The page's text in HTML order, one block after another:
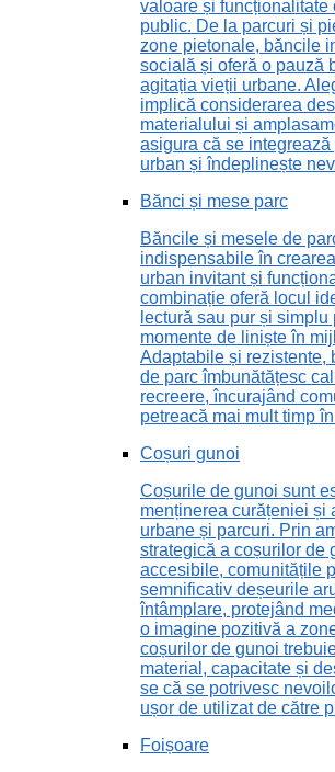
valoare și funcționalitate
public. De la parcuri și
zone pietonale, băncile
socială și oferă o pauză
agitația vieții urbane.
implică considerarea
materialului și
asigura că se integrează
urban și îndeplinește
Bănci și mese parc
Băncile și mesele de
indispensabile în
urban invitant și
combinație oferă locul
lectură sau pur și simplu
momente de liniște în
Adaptabile și rezistente,
de parc îmbunătățesc
recreere, încurajând
petreacă mai mult timp
Coșuri gunoi
Coșurile de gunoi sunt
menținerea curățeniei și
urbane și parcuri. Prin
strategică a coșurilor de
accesibile, comunitățile
semnificativ deșeurile
întâmplare, protejând
o imagine pozitivă a
coșurilor de gunoi
material, capacitate și
se că se potrivesc
ușor de utilizat de către
Foișoare